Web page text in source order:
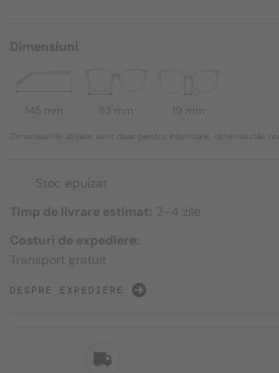
Dimensiuni
145 mm 53 mm 19 mm
Dimensiunile afișate sunt doar pentru informare, dimensiunile
Stoc epuizat
Timp de livrare estimat: 2–4 zile
Costuri de expediere:
Transport gratuit
DESPRE EXPEDIERE